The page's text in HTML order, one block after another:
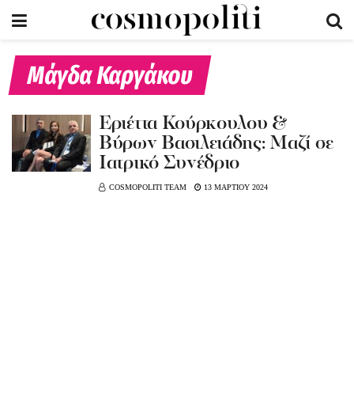
Μάγδα Καργάκου
Εριέττα Κούρκουλου &
Βύρων Βασιλειάδης: Μαζί σε
Ιατρικό Συνέδριο
COSMOPOLITI TEAM 13 ΜΑΡΤΙΟΥ 2024